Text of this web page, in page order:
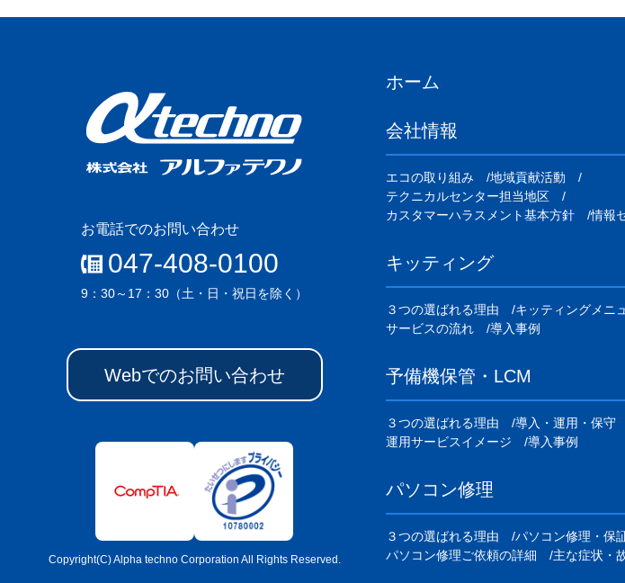
お電話でのお問い合わせ
047-408-0100
9：30～17：30（土・日・祝日を除く）
Webでのお問い合わせ
ホーム
会社情報
エコの取り組み
地域貢献活動
テクニカルセンター担当地区
カスタマーハラスメント基本方針
情報
キッティング
３つの選ばれる理由
キッティングメニ
サービスの流れ
導入事例
予備機保管・LCM
３つの選ばれる理由
導入・運用・保守
運用サービスイメージ
導入事例
パソコン修理
３つの選ばれる理由
パソコン修理・保
パソコン修理ご依頼の詳細
主な症状・
Copyright(C) Alpha techno Corporation All Rights Reserved.